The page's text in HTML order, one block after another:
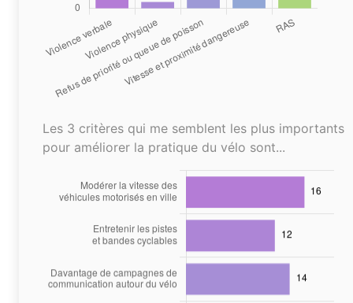
Les 3 critères qui me semblent les plus importants
pour améliorer la pratique du vélo sont...